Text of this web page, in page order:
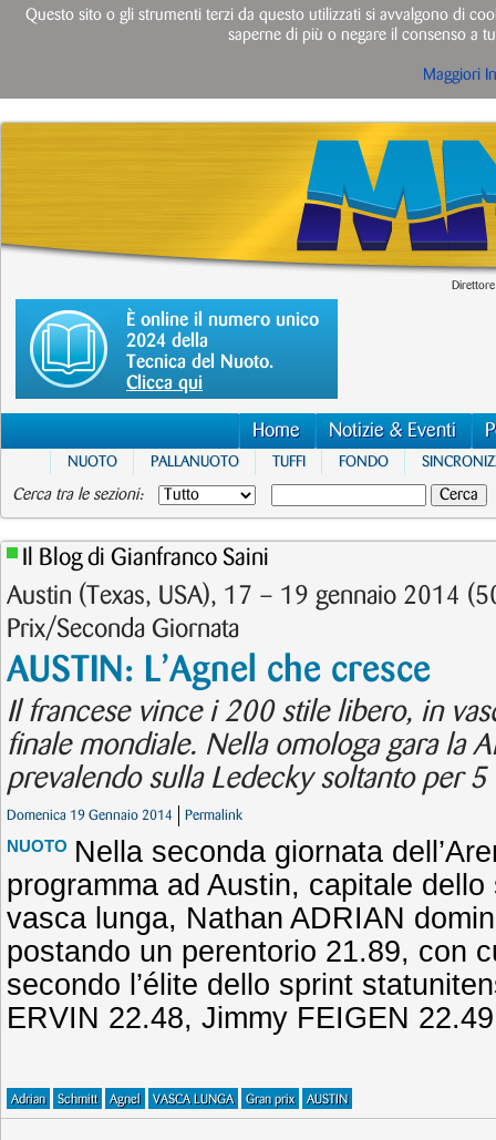
È online il numero unico
2024 della
Tecnica del Nuoto.
Clicca qui
Home Notizie & Eventi
NUOTO PALLANUOTO TUFFI FONDO
Cerca tra le sezioni:
Il Blog di Gianfranco Saini
Austin (Texas, USA), 17 – 19 gennaio 2014
Prix/Seconda Giornata
AUSTIN: L’Agnel che cresce
Il francese vince i 200 stile libero, in
finale mondiale. Nella omologa gara la
prevalendo sulla Ledecky soltanto per
Domenica 19 Gennaio 2014 Permalink
NUOTO Nella seconda giornata
programma ad Austin, capitale
vasca lunga, Nathan ADRIAN
postando un perentorio 21.89, con
secondo l’élite dello sprint
ERVIN 22.48, Jimmy FEIGEN
Adrian Schmitt Agnel VASCA LUNGA Gran prix AUSTIN
Questo sito o gli strumenti terzi da questo utilizzati si avvalgono di
saperne di più o negare il consenso a
Maggiori